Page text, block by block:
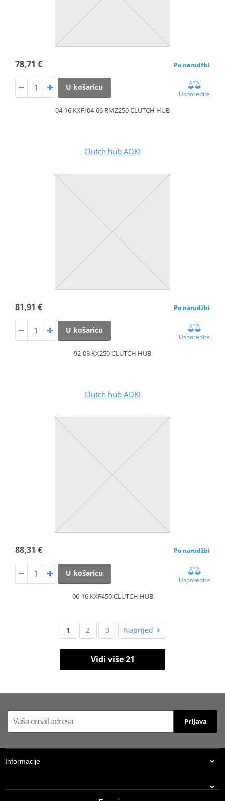
78,71 € Po narudžbi
U košaricu
Usporedite
04-16 KXF/04-06 RMZ250 CLUTCH HUB
Clutch hub AOKI
81,91 € Po narudžbi
U košaricu
Usporedite
92-08 KX250 CLUTCH HUB
Clutch hub AOKI
88,31 € Po narudžbi
U košaricu
Usporedite
06-16 KXF450 CLUTCH HUB
1 2 3 Naprijed
Vidi više 21
Prijava
Informacije